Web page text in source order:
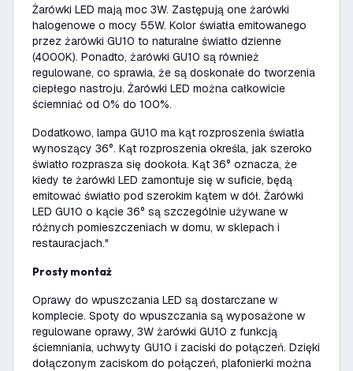
Żarówki LED mają moc 3W. Zastępują one żarówki
halogenowe o mocy 55W. Kolor światła emitowanego
przez żarówki GU10 to naturalne światło dzienne
(4000K). Ponadto, żarówki GU10 są również
regulowane, co sprawia, że są doskonałe do tworzenia
ciepłego nastroju. Żarówki LED można całkowicie
ściemniać od 0% do 100%.
Dodatkowo, lampa GU10 ma kąt rozproszenia światła
wynoszący 36°. Kąt rozproszenia określa, jak szeroko
światło rozprasza się dookoła. Kąt 36° oznacza, że
kiedy te żarówki LED zamontuje się w suficie, będą
emitować światło pod szerokim kątem w dół. Żarówki
LED GU10 o kącie 36° są szczególnie używane w
różnych pomieszczeniach w domu, w sklepach i
restauracjach."
Prosty montaż
Oprawy do wpuszczania LED są dostarczane w
komplecie. Spoty do wpuszczania są wyposażone w
regulowane oprawy, 3W żarówki GU10 z funkcją
ściemniania, uchwyty GU10 i zaciski do połączeń. Dzięki
dołączonym zaciskom do połączeń, plafonierki można